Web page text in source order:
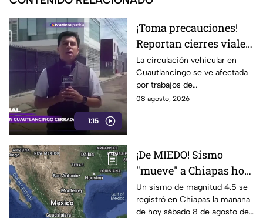
1:15
¡Toma precauciones!
Reportan cierres viales
en Cuautlancingo hoy
sábado; vías alternas
La circulación vehicular en
Cuautlancingo se ve afectada
por trabajos de
reencarpetamiento la mañana
08 agosto, 2026
¡De MIEDO! Sismo
"mueve" a Chiapas hoy
sábado: ¿Cuáles son los
daños?
Un sismo de magnitud 4.5 se
registró en Chiapas la mañana
de hoy sábado 8 de agosto de